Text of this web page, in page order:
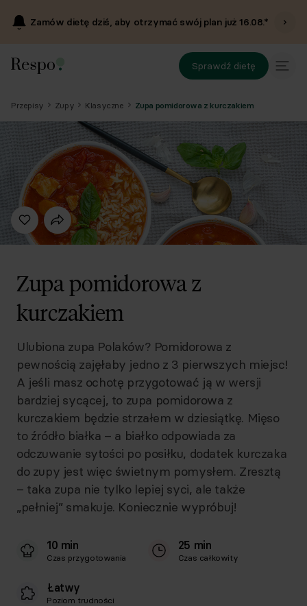
Zamów dietę dziś, aby otrzymać swój plan już16.08.*
Sprawdź dietę
Przepisy Zupy Klasyczne Zupa pomidorowa z kurczakiem
Zupa pomidorowa z
kurczakiem
Ulubiona zupa Polaków? Pomidorowa z
pewnością zajęłaby jedno z 3 pierwszych miejsc!
A jeśli masz ochotę przygotować ją w wersji
bardziej sycącej, to zupa pomidorowa z
kurczakiem będzie strzałem w dziesiątkę. Mięso
to źródło białka – a białko odpowiada za
odczuwanie sytości po posiłku, dodatek kurczaka
do zupy jest więc świetnym pomysłem. Zresztą
– taka zupa nie tylko lepiej syci, ale także
„pełniej” smakuje. Koniecznie wypróbuj!
10 min
Czas przygotowania
25 min
Czas całkowity
Łatwy
Poziom trudności